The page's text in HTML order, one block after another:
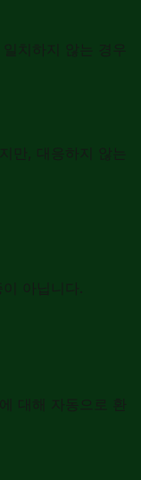
치하지 않는 경우
만, 대응하지 않는
아닙니다.
대해 자동으로 환